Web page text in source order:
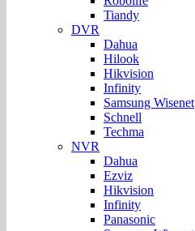
Tiandy
DVR
Dahua
Hilook
Hikvision
Infinity
Samsung Wisenet
Schnell
Techma
NVR
Dahua
Ezviz
Hikvision
Infinity
Panasonic